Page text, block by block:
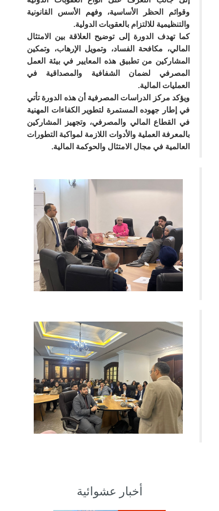
وقوائم الحظر الأساسية، وفهم الأسس القانونية
والتنظيمية للالتزام بالعقوبات الدولية.
كما تهدف الدورة إلى توضيح العلاقة بين الامتثال
المالي، مكافحة الفساد، وتمويل الإرهاب، وتمكين
المشاركين من تطبيق هذه المعايير في بيئة العمل
المصرفي لضمان الشفافية والمصداقية في
العمليات المالية.
ويؤكد مركز الدراسات المصرفية أن هذه الدورة تأتي
في إطار جهوده المستمرة لتطوير الكفاءات المهنية
في القطاع المالي والمصرفي، وتجهيز المشاركين
بالمعرفة العملية والأدوات اللازمة لمواكبة التطورات
العالمية في مجال الامتثال والحوكمة المالية.
أخبار عشوائية